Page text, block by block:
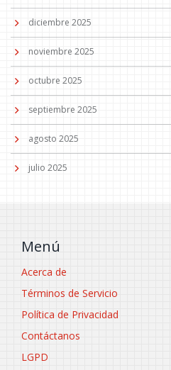
diciembre 2025
noviembre 2025
octubre 2025
septiembre 2025
agosto 2025
julio 2025
Menú
Acerca de
Términos de Servicio
Política de Privacidad
Contáctanos
LGPD